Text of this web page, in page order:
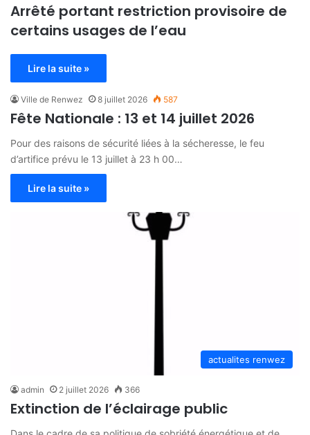
Arrêté portant restriction provisoire de
certains usages de l’eau
Lire la suite »
Ville de Renwez 8 juillet 2026 587
Fête Nationale : 13 et 14 juillet 2026
Pour des raisons de sécurité liées à la sécheresse, le feu
d’artifice prévu le 13 juillet à 23 h 00…
Lire la suite »
actualites renwez
admin 2 juillet 2026 366
Extinction de l’éclairage public